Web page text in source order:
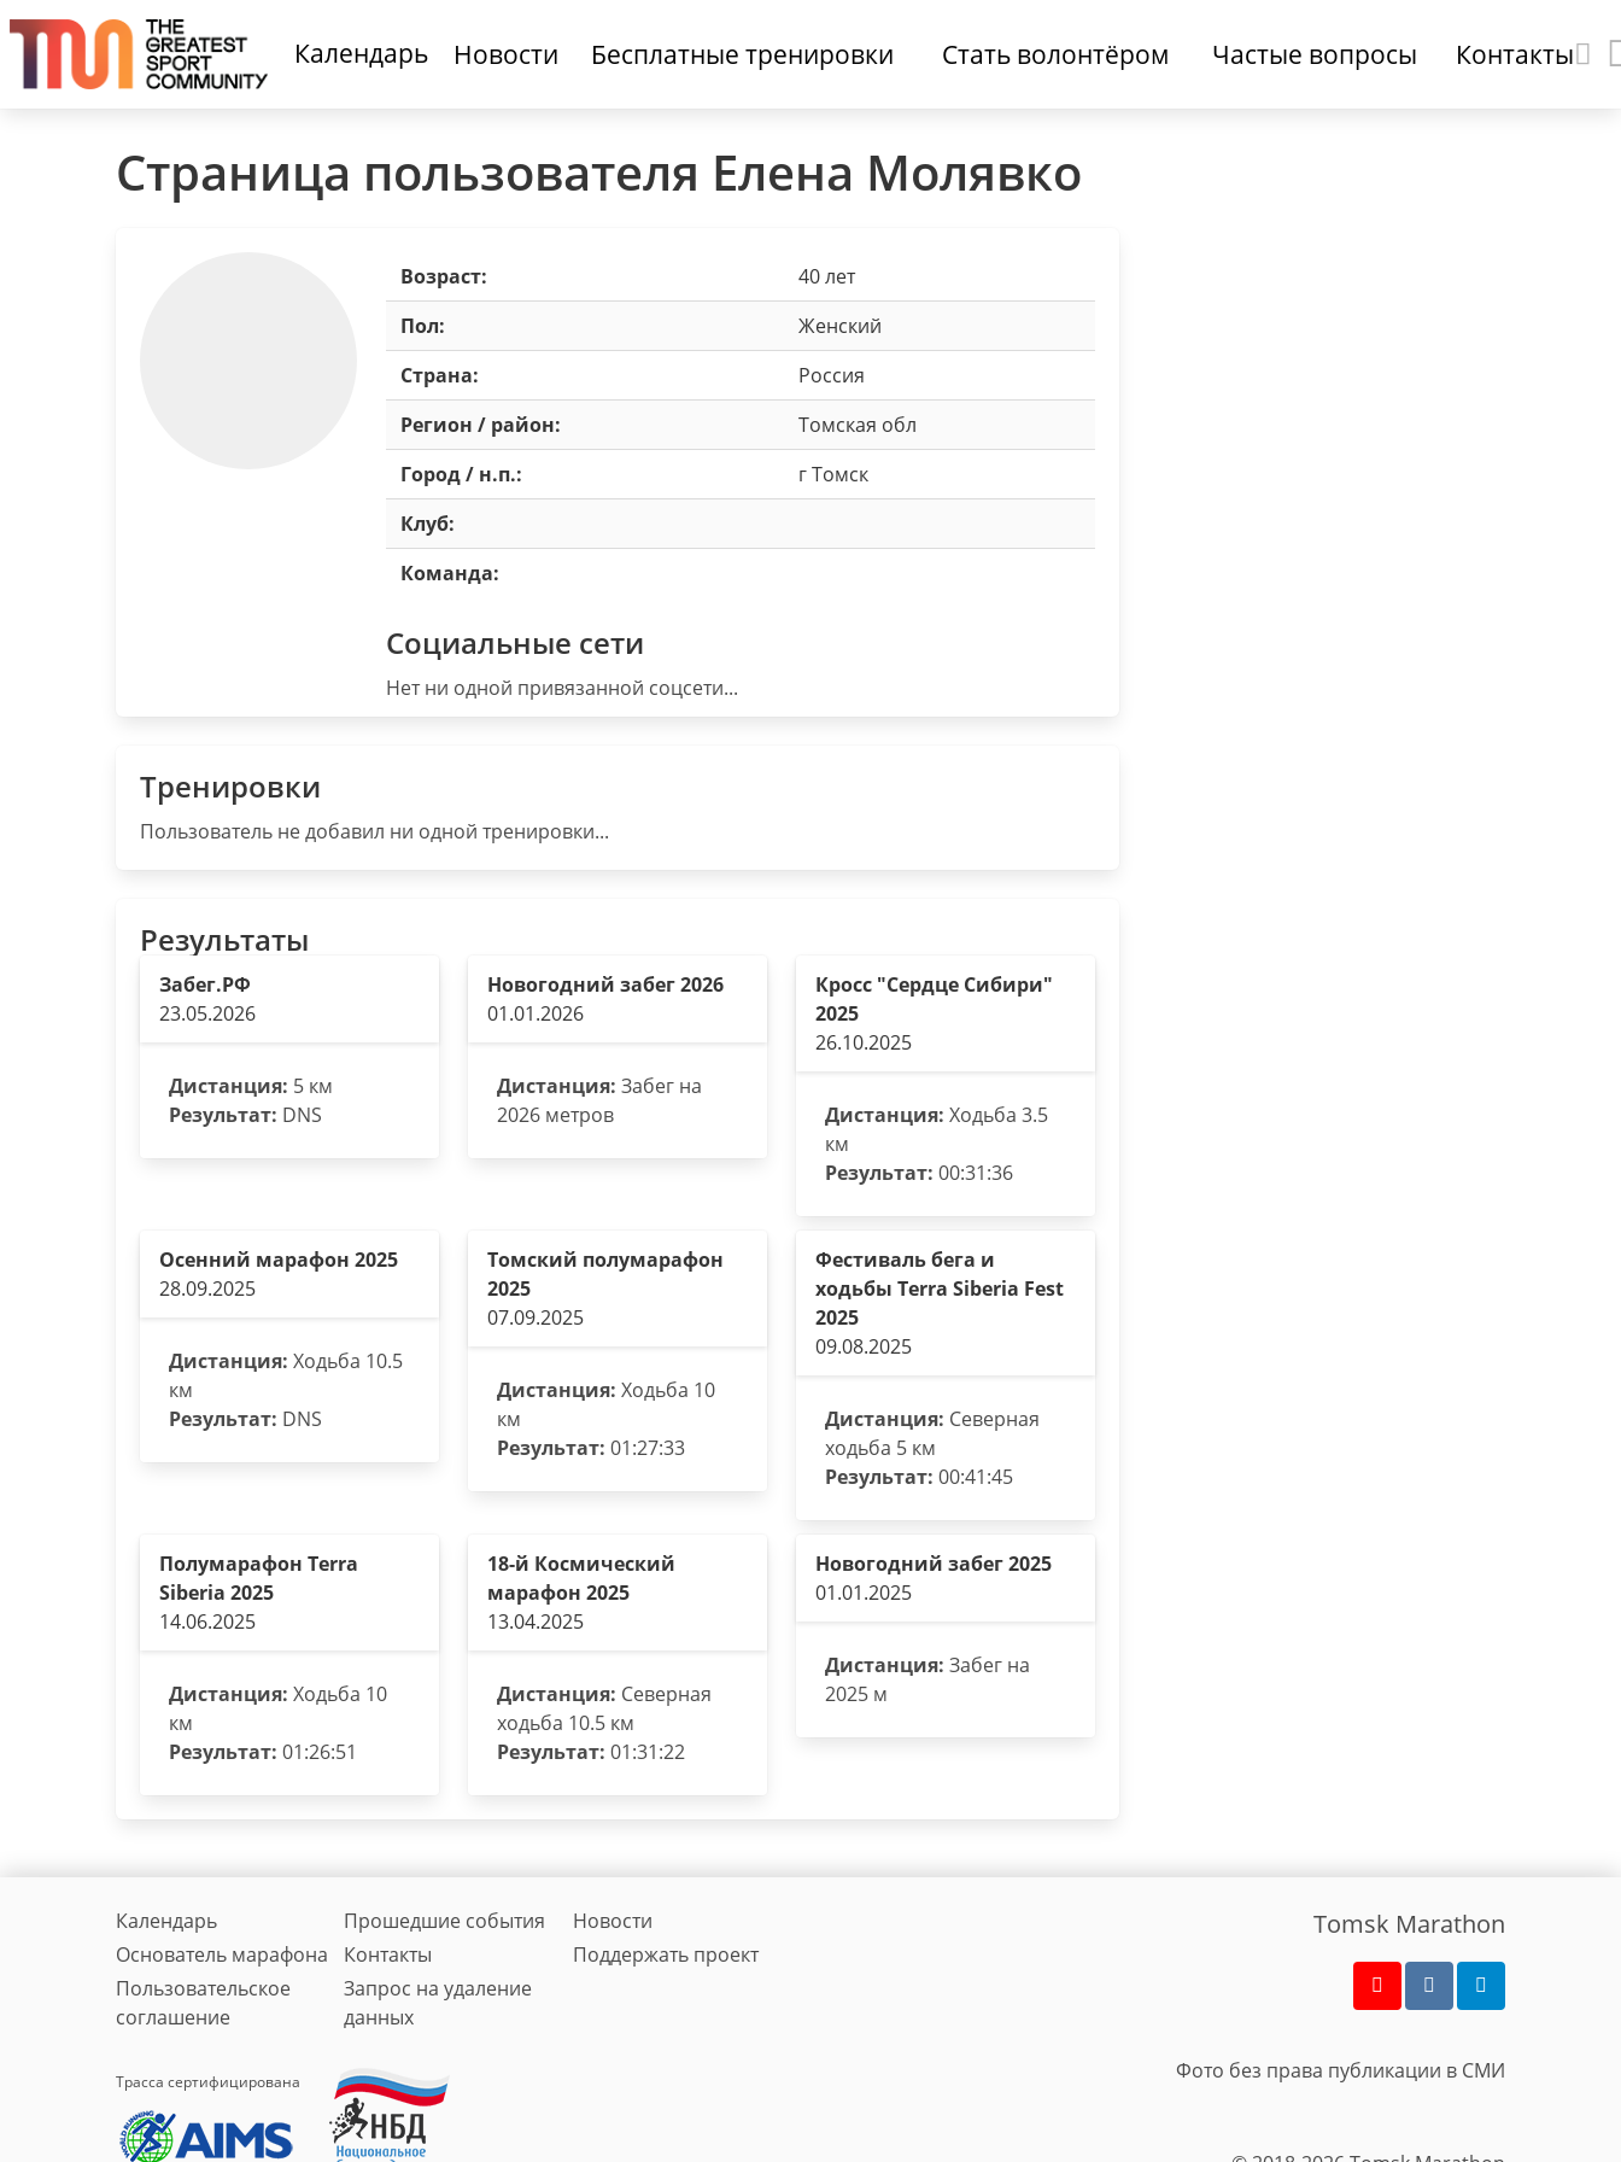
Календарь Новости Бесплатные тренировки Стать волонтёром Частые вопросы Контакты
Страница пользователя Елена Молявко
Возраст:
40 лет
Пол:
Женский
Страна:
Россия
Регион / район:
Томская обл
Город / н.п.:
г Томск
Клуб:
Команда:
Социальные сети
Нет ни одной привязанной соцсети...
Тренировки
Пользователь не добавил ни одной тренировки...
Результаты
Забег.РФ
23.05.2026
Дистанция: 5 км
Результат: DNS
Новогодний забег 2026
01.01.2026
Дистанция: Забег на
2026 метров
Кросс "Сердце Сибири"
2025
26.10.2025
Дистанция: Ходьба 3.5
км
Результат: 00:31:36
Осенний марафон 2025
28.09.2025
Дистанция: Ходьба 10.5
км
Результат: DNS
Томский полумарафон
2025
07.09.2025
Дистанция: Ходьба 10
км
Результат: 01:27:33
Фестиваль бега и
ходьбы Terra Siberia Fest
2025
09.08.2025
Дистанция: Северная
ходьба 5 км
Результат: 00:41:45
Полумарафон Terra
Siberia 2025
14.06.2025
Дистанция: Ходьба 10
км
Результат: 01:26:51
18-й Космический
марафон 2025
13.04.2025
Дистанция: Северная
ходьба 10.5 км
Результат: 01:31:22
Новогодний забег 2025
01.01.2025
Дистанция: Забег на
2025 м
Календарь Прошедшие события
Новости
Основатель марафона
Контакты
Поддержать проект
Пользовательское
соглашение
Запрос на удаление
данных
Трасса сертифицирована
Tomsk Marathon
Фото без права публикации в СМИ